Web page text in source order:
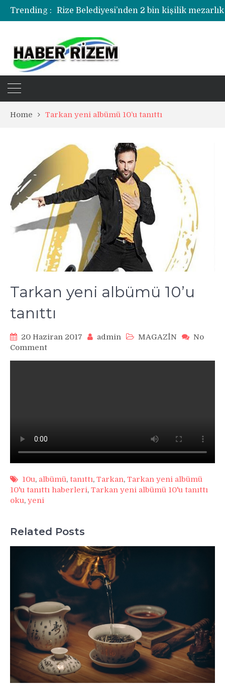
Trending :
Rize Belediyesi’nden 2 bin kişilik
Rize’de uyuşturucu operasyonunda 1
Home Tarkan yeni albümü 10’u tanıttı
Tarkan yeni albümü 10’u
tanıttı
20 Haziran 2017 admin MAGAZİN
No
Commenton
10u, albümü, tanıttı, Tarkan, Tarkan yeni albümü
10'u tanıttı haberleri, Tarkan yeni albümü 10'u tanıttı
oku, yeni
Related Posts